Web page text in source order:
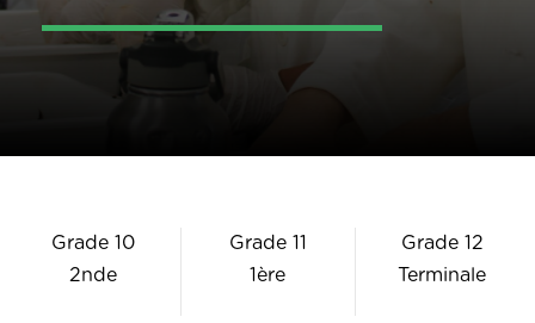
Grade 10
2nde
Grade 11
1ère
Grade 12
Terminale